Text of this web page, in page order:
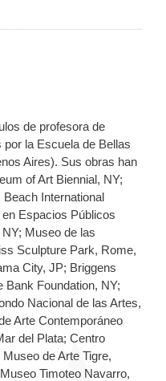
de profesora de
la Escuela de Bellas
Aires). Sus obras han
of Art Biennial, NY;
International
Espacios Públicos
Museo de las
Sculpture Park, Rome,
City, JP; Briggens
Foundation, NY;
Nacional de las Artes,
Arte Contemporáneo
del Plata; Centro
de Arte Tigre,
Timoteo Navarro,